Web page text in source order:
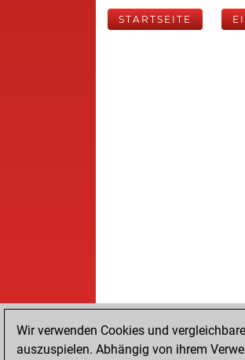
STARTSEITE
Wir verwenden Cookies und
auszuspielen. Abhängig von ihrem